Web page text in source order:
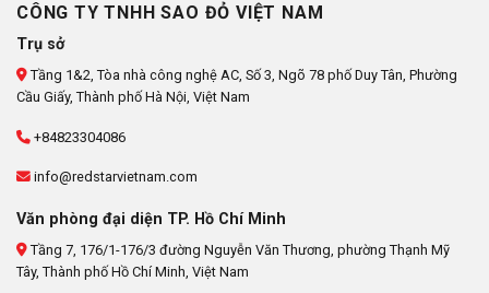
CÔNG TY TNHH SAO ĐỎ VIỆT NAM
Trụ sở
Tầng 1&2, Tòa nhà công nghệ AC, Số 3, Ngõ 78 phố Duy Tân, Phường
Cầu Giấy, Thành phố Hà Nội, Việt Nam
+84823304086
info@redstarvietnam.com
Văn phòng đại diện TP. Hồ Chí Minh
Tầng 7, 176/1-176/3 đường Nguyễn Văn Thương, phường Thạnh Mỹ
Tây, Thành phố Hồ Chí Minh, Việt Nam